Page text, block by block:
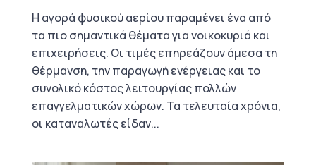
Η αγορά φυσικού αερίου παραμένει ένα από
τα πιο σημαντικά θέματα για νοικοκυριά και
επιχειρήσεις. Οι τιμές επηρεάζουν άμεσα τη
θέρμανση, την παραγωγή ενέργειας και το
συνολικό κόστος λειτουργίας πολλών
επαγγελματικών χώρων. Τα τελευταία χρόνια,
οι καταναλωτές είδαν...